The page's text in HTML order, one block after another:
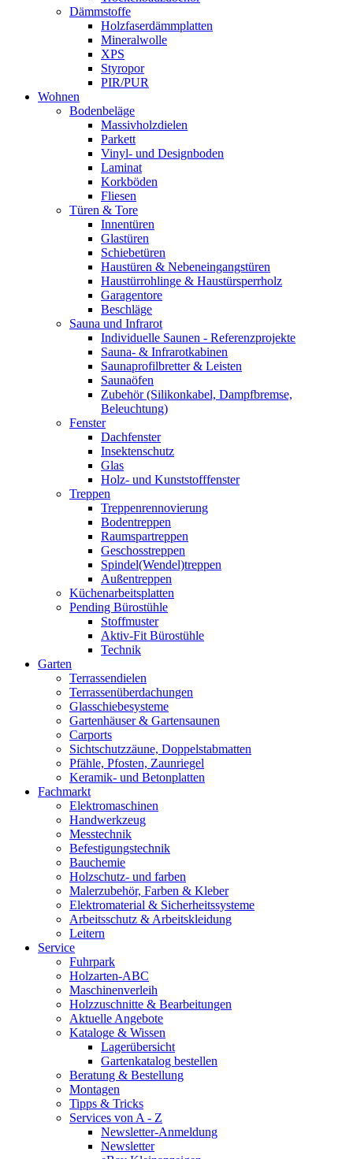
Dämmstoffe
Holzfaserdämmplatten
Mineralwolle
XPS
Styropor
PIR/PUR
Wohnen
Bodenbeläge
Massivholzdielen
Parkett
Vinyl- und Designboden
Laminat
Korkböden
Fliesen
Türen & Tore
Innentüren
Glastüren
Schiebetüren
Haustüren & Nebeneingangstüren
Haustürrohlinge & Haustürsperrholz
Garagentore
Beschläge
Sauna und Infrarot
Individuelle Saunen - Referenzprojekte
Sauna- & Infrarotkabinen
Saunaprofilbretter & Leisten
Saunaöfen
Zubehör (Silikonkabel, Dampfbremse,
Beleuchtung)
Fenster
Dachfenster
Insektenschutz
Glas
Holz- und Kunststofffenster
Treppen
Treppenrennovierung
Bodentreppen
Raumspartreppen
Geschosstreppen
Spindel(Wendel)treppen
Außentreppen
Küchenarbeitsplatten
Pending Bürostühle
Stoffmuster
Aktiv-Fit Bürostühle
Technik
Garten
Terrassendielen
Terrassenüberdachungen
Glasschiebesysteme
Gartenhäuser & Gartensaunen
Carports
Sichtschutzzäune, Doppelstabmatten
Pfähle, Pfosten, Zaunriegel
Keramik- und Betonplatten
Fachmarkt
Elektromaschinen
Handwerkzeug
Messtechnik
Befestigungstechnik
Bauchemie
Holzschutz- und farben
Malerzubehör, Farben & Kleber
Elektromaterial & Sicherheitssysteme
Arbeitsschutz & Arbeitskleidung
Leitern
Service
Fuhrpark
Holzarten-ABC
Maschinenverleih
Holzzuschnitte & Bearbeitungen
Aktuelle Angebote
Kataloge & Wissen
Lagerübersicht
Gartenkatalog bestellen
Beratung & Bestellung
Montagen
Tipps & Tricks
Services von A - Z
Newsletter-Anmeldung
Newsletter